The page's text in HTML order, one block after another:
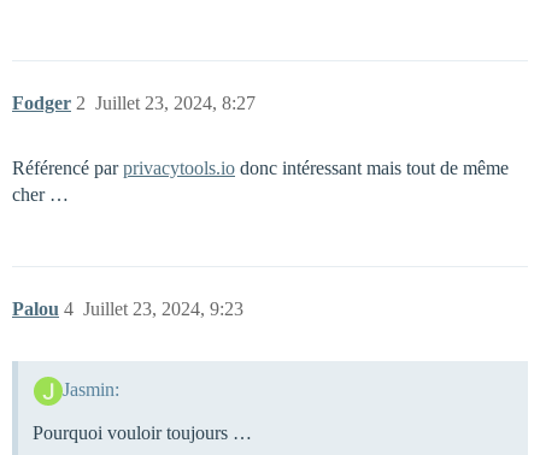
Fodger Juillet 23, 2024, 8:27
2
Référencé parprivacytools.io donc intéressant mais tout de même
cher …
Palou Juillet 23, 2024, 9:23
4
Jasmin:
Pourquoi vouloir toujours …